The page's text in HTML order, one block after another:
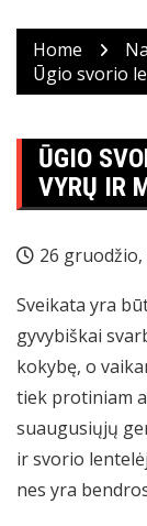
Home
Ūgio svorio
ŪGIO
VYRŲ IR
26 gruodžio,
Sveikata yra
gyvybiškai
kokybę, o
tiek protiniam
suaugusiųjų
ir svorio
nes yra